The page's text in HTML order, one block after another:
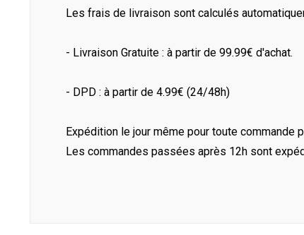
Les frais de livraison sont calculés
- Livraison Gratuite : à partir de 99.99€ d'achat.
- DPD : à partir de 4.99€ (24/48h)
Expédition le jour même pour toute
Les commandes passées après 12h sont